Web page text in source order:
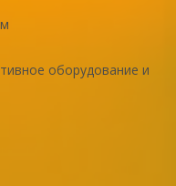
оборудование и